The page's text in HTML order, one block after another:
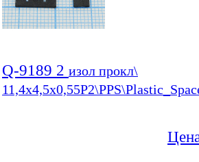
Q-9189 2 изол прокл\